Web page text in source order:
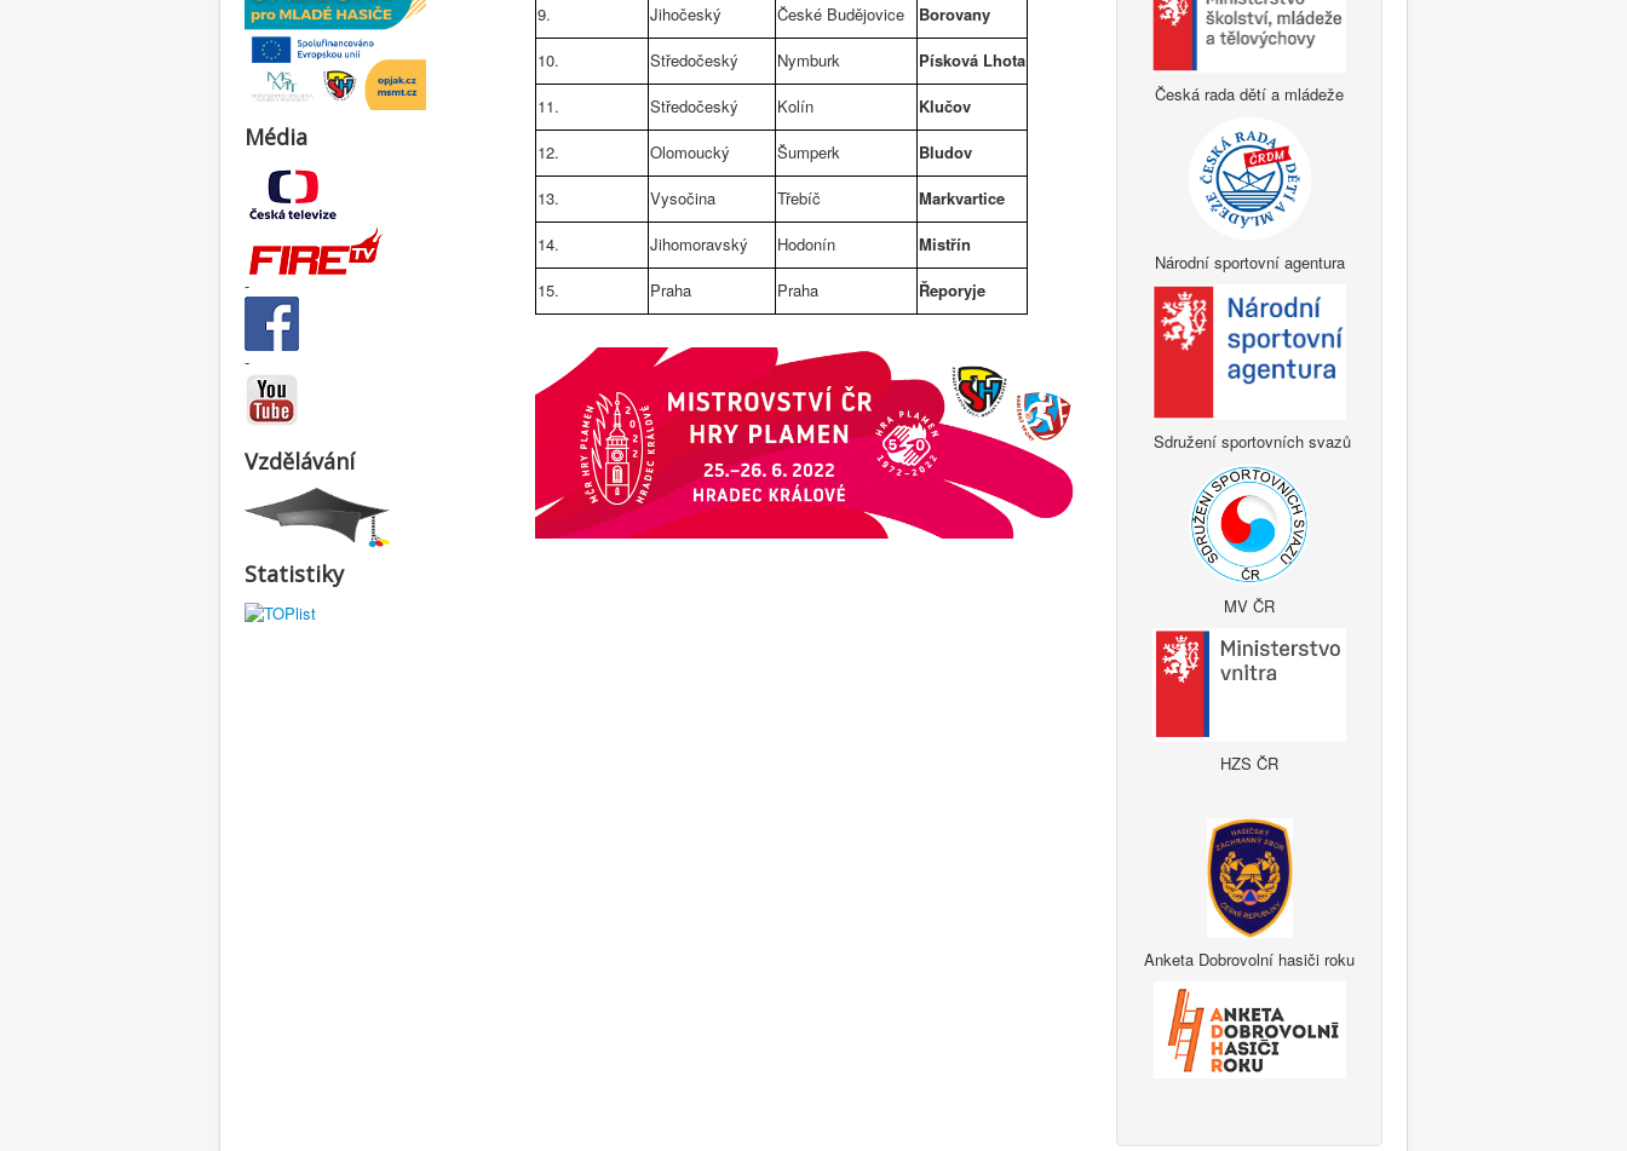
Média
-
-
Vzdělávání
Statistiky
9.
Jihočeský České Budějovice
Borovany
10.
Středočeský Nymburk
Písková Lhota
11.
Středočeský Kolín
Klučov
12.
Olomoucký Šumperk
Bludov
13.
Vysočina Třebíč
Markvartice
14.
Jihomoravský Hodonín
Mistřín
15.
Praha Praha Řeporyje
Česká rada dětí a mládeže
Národní sportovní agentura
Sdružení sportovních svazů
MV ČR
HZS ČR
Anketa Dobrovolní hasiči roku